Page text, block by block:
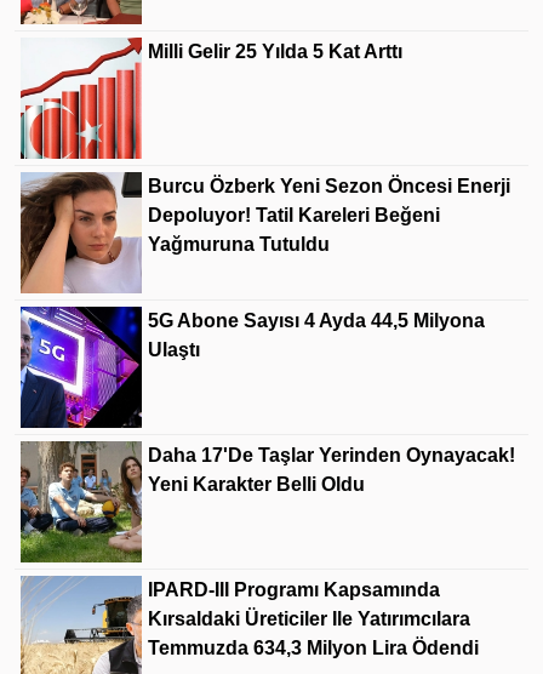
Milli Gelir 25 Yılda 5 Kat Arttı
Burcu Özberk Yeni Sezon Öncesi Enerji
Depoluyor! Tatil Kareleri Beğeni
Yağmuruna Tutuldu
5G Abone Sayısı 4 Ayda 44,5 Milyona
Ulaştı
Daha 17'de Taşlar Yerinden Oynayacak!
Yeni Karakter Belli Oldu
IPARD-III Programı Kapsamında
Kırsaldaki Üreticiler Ile Yatırımcılara
Temmuzda 634,3 Milyon Lira Ödendi